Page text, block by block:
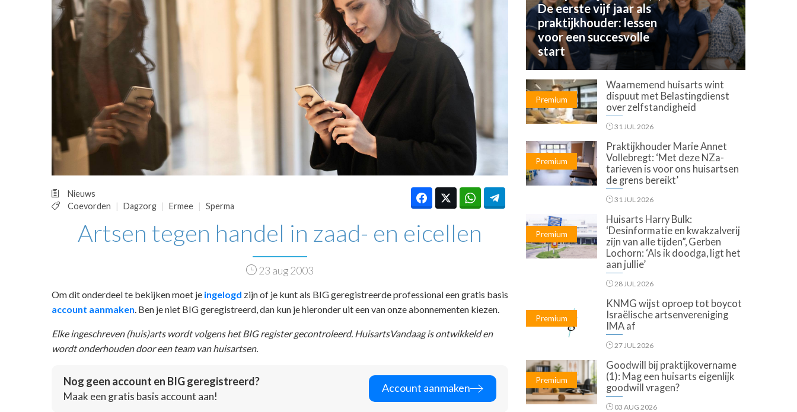
HUISARTSENPOST
PRAKTIJKZAKEN
VPHUISARTSEN
MEDISCHE VAKHANDEL
REGISTRATIE
Nieuws
Coevorden
Dagzorg Ermee Sperma
Artsen tegen handel in zaad- en eicellen
23 aug 2003
Om dit onderdeel te bekijken moet je ingelogd zijn of je kunt als BIG geregistreerde professional een gratis basis
account aanmaken . Ben je niet BIG geregistreerd, dan kun je hieronder uit een van onze abonnementen kiezen.
Elke ingeschreven (huis)arts wordt volgens het BIG register gecontroleerd. HuisartsVandaag is ontwikkeld en
wordt onderhouden door een team van huisartsen.
Nog geen account en BIG geregistreerd?
Maak een gratis basis account aan!
Account aanmaken
De eerste vijf jaar als
praktijkhouder: lessen
voor een succesvolle
start
Premium
Waarnemend huisarts wint
dispuut met Belastingdienst
over zelfstandigheid
31 JUL 2026
Premium
Praktijkhouder Marie Annet
Vollebregt: ‘Met deze NZa-
tarieven is voor ons huisartsen
de grens bereikt’
31 JUL 2026
Premium
Huisarts Harry Bulk:
‘Desinformatie en kwakzalverij
zijn van alle tijden”, Gerben
Lochorn: ‘Als ik doodga, ligt het
aan jullie’
28 JUL 2026
Premium
KNMG wijst oproep tot boycot
Israëlische artsenvereniging
IMA af
27 JUL 2026
Premium
Goodwill bij praktijkovername
(1): Mag een huisarts eigenlijk
goodwill vragen?
03 AUG 2026